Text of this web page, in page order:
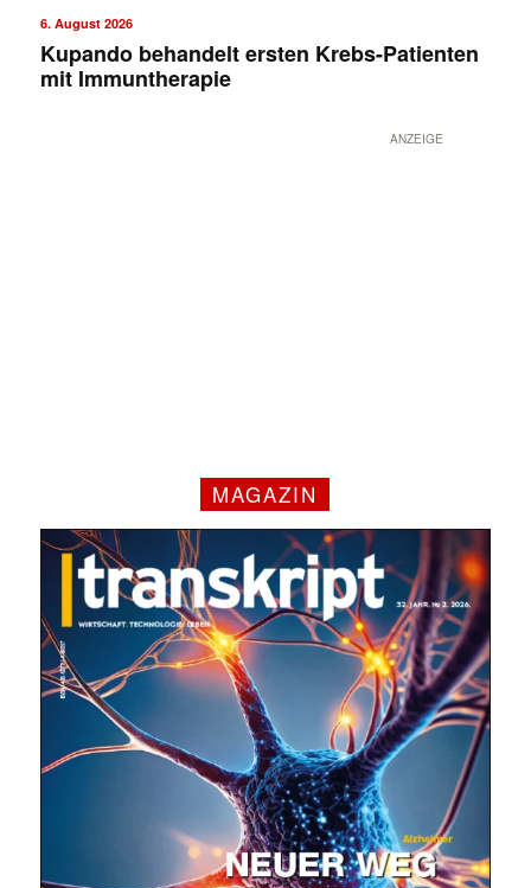
6. August 2026
Kupando behandelt ersten Krebs-Patienten
mit Immuntherapie
ANZEIGE
MAGAZIN